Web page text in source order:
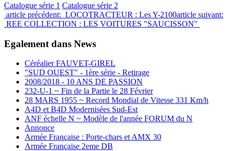
Catalogue série 1 Catalogue série 2
article précédent: LOCOTRACTEUR : Les Y-2100article suivant:
REE COLLECTION : LES VOITURES "SAUCISSON"
Egalement dans News
Céréalier FAUVET-GIREL
"SUD OUEST" - 1ère série - Retirage
2008/2018 - 10 ANS DE PASSION
232-U-1 ~ Fin de la Partie le 28 Février
28 MARS 1955 ~ Record Mondial de Vitesse 331 Km/h
A4D et B4D Modernisées Sud-Est
ANF échelle N ~ Modèle de l'année FORUM du N
Annonce
Armée Française : Porte-chars et AMX 30
Armée Française 2eme DB